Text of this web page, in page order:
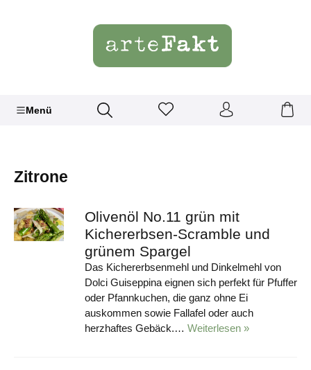
Menü
Zitrone
Olivenöl No.11 grün mit
Kichererbsen-Scramble und
grünem Spargel
Das Kichererbsenmehl und Dinkelmehl von
Dolci Guiseppina eignen sich perfekt für Pfuffer
oder Pfannkuchen, die ganz ohne Ei
auskommen sowie Fallafel oder auch
herzhaftes Gebäck.… Weiterlesen »